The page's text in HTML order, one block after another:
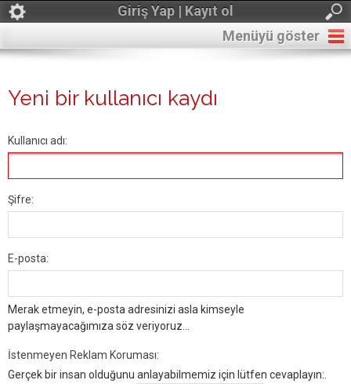
Giriş Yap | Kayıt ol
Menüyü göster
Yeni bir kullanıcı kaydı
Kullanıcı adı:
Şifre:
E-posta:
Merak etmeyin, e-posta adresinizi asla kimseyle
paylaşmayacağımıza söz veriyoruz...
İstenmeyen Reklam Koruması:
Gerçek bir insan olduğunu anlayabilmemiz için lütfen cevaplayın:.